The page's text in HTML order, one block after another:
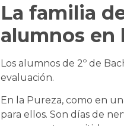
La familia
alumnos en
Los alumnos de 2º de
evaluación.
En la Pureza, como en
para ellos. Son días de